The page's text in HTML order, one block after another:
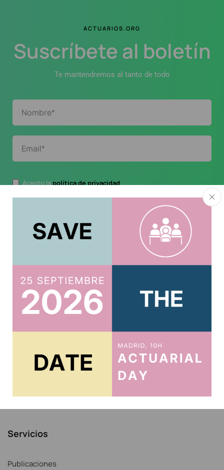
ACTUARIOS.ORG
Suscríbete al boletín
Te mantendremos al tanto de todo
Acepto lapolítica de privacidad.
Usuario
Acceso Correo IAE
Servicios
Publicaciones